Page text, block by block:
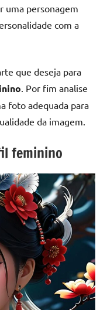
uma personagem
com a
que deseja para
. Por fim analise
foto adequada para
da imagem.
feminino